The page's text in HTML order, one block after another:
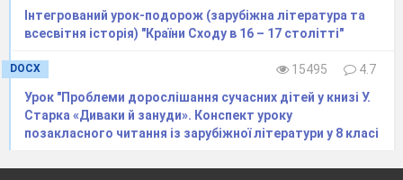
Інтегрований урок-подорож (зарубіжна література та
всесвітня історія) "Країни Сходу в 16 – 17 столітті"
DOCX 15495
4.7
Урок "Проблеми дорослішання сучасних дітей у книзі У.
Старка «Диваки й зануди». Конспект уроку
позакласного читання із зарубіжної літератури у 8 класі